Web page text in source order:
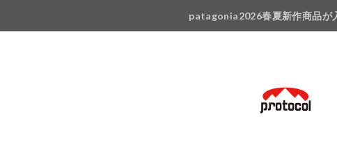
patagonia2026春夏新作商品が